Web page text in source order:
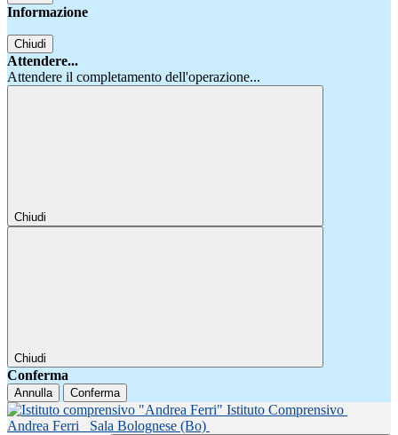
Informazione
Chiudi
Attendere...
Attendere il completamento dell'operazione...
Chiudi
Chiudi
Conferma
Annulla Conferma
Istituto Comprensivo
Andrea Ferri
Sala Bolognese (Bo)